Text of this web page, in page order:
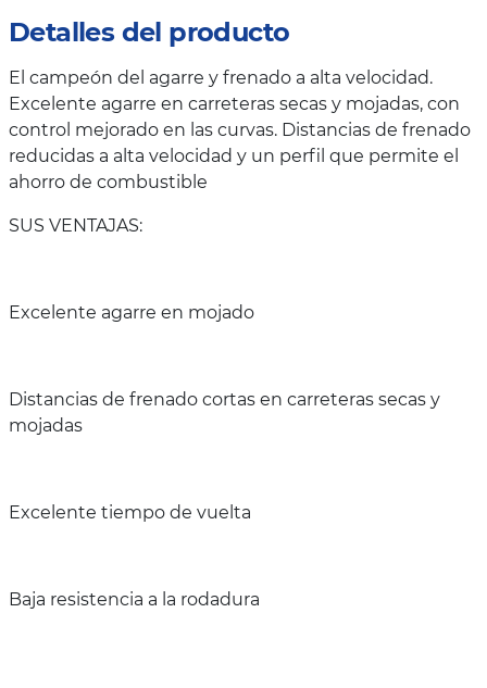
Detalles del producto
El campeón del agarre y frenado a alta velocidad.
Excelente agarre en carreteras secas y mojadas, con
control mejorado en las curvas. Distancias de frenado
reducidas a alta velocidad y un perfil que permite el
ahorro de combustible
SUS VENTAJAS:
Excelente agarre en mojado
Distancias de frenado cortas en carreteras secas y
mojadas
Excelente tiempo de vuelta
Baja resistencia a la rodadura